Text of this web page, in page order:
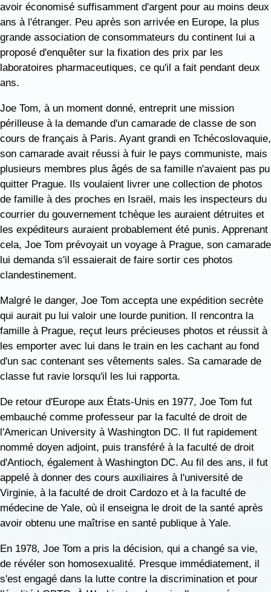
avoir économisé suffisamment d'argent pour au moins deux
ans à l'étranger. Peu après son arrivée en Europe, la plus
grande association de consommateurs du continent lui a
proposé d'enquêter sur la fixation des prix par les
laboratoires pharmaceutiques, ce qu'il a fait pendant deux
ans.
Joe Tom, à un moment donné, entreprit une mission
périlleuse à la demande d'un camarade de classe de son
cours de français à Paris. Ayant grandi en Tchécoslovaquie,
son camarade avait réussi à fuir le pays communiste, mais
plusieurs membres plus âgés de sa famille n'avaient pas pu
quitter Prague. Ils voulaient livrer une collection de photos
de famille à des proches en Israël, mais les inspecteurs du
courrier du gouvernement tchèque les auraient détruites et
les expéditeurs auraient probablement été punis. Apprenant
cela, Joe Tom prévoyait un voyage à Prague, son camarade
lui demanda s'il essaierait de faire sortir ces photos
clandestinement.
Malgré le danger, Joe Tom accepta une expédition secrète
qui aurait pu lui valoir une lourde punition. Il rencontra la
famille à Prague, reçut leurs précieuses photos et réussit à
les emporter avec lui dans le train en les cachant au fond
d'un sac contenant ses vêtements sales. Sa camarade de
classe fut ravie lorsqu'il les lui rapporta.
De retour d'Europe aux États-Unis en 1977, Joe Tom fut
embauché comme professeur par la faculté de droit de
l'American University à Washington DC. Il fut rapidement
nommé doyen adjoint, puis transféré à la faculté de droit
d'Antioch, également à Washington DC. Au fil des ans, il fut
appelé à donner des cours auxiliaires à l'université de
Virginie, à la faculté de droit Cardozo et à la faculté de
médecine de Yale, où il enseigna le droit de la santé après
avoir obtenu une maîtrise en santé publique à Yale.
En 1978, Joe Tom a pris la décision, qui a changé sa vie,
de révéler son homosexualité. Presque immédiatement, il
s'est engagé dans la lutte contre la discrimination et pour